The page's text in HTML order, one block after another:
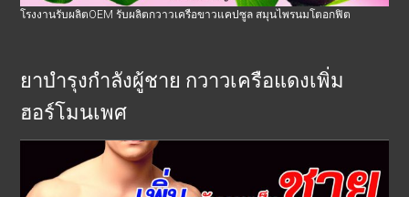
โรงงานรับผลิตOEM รับผลิตกวาวเครือขาวแคปซูล สมุนไพรนมโตอกฟิต
ยาบำรุงกำลังผู้ชาย กวาวเครือแดงเพิ่ม
ฮอร์โมนเพศ